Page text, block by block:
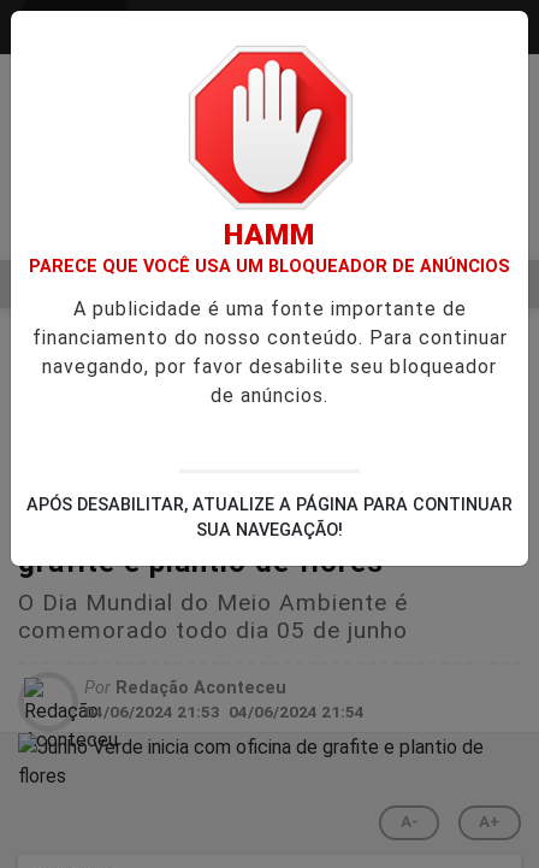
EM ALTA
TOLEDO
Junho Verde inicia com oficina de
grafite e plantio de flores
O Dia Mundial do Meio Ambiente é
comemorado todo dia 05 de junho
Por Redação Aconteceu
04/06/2024 21:53 04/06/2024 21:54
A- A+
HAMM
PARECE QUE VOCÊ USA UM BLOQUEADOR DE ANÚNCIOS
A publicidade é uma fonte importante de
financiamento do nosso conteúdo. Para continuar
navegando, por favor desabilite seu bloqueador
de anúncios.
APÓS DESABILITAR, ATUALIZE A PÁGINA PARA CONTINUAR
SUA NAVEGAÇÃO!